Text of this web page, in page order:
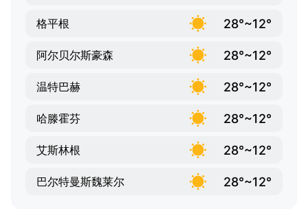
格平根 28°~12°
阿尔贝尔斯豪森 28°~12°
温特巴赫 28°~12°
哈滕霍芬 28°~12°
艾斯林根 28°~12°
巴尔特曼斯魏莱尔 28°~12°